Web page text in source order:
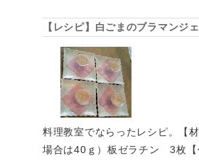
【レシピ】白ごまのブラマンジェ
料理教室でならったレシピ。
場合は40ｇ）板ゼラチン 3枚【